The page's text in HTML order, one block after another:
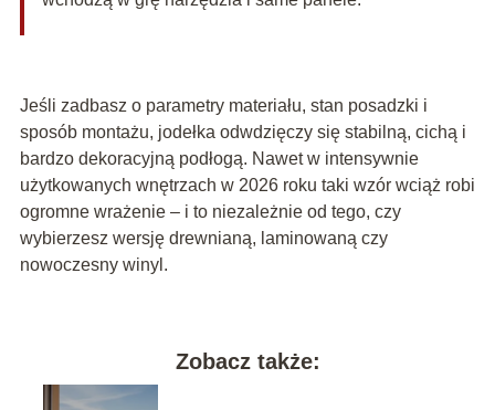
Jeśli zadbasz o parametry materiału, stan posadzki i
sposób montażu, jodełka odwdzięczy się stabilną, cichą i
bardzo dekoracyjną podłogą. Nawet w intensywnie
użytkowanych wnętrzach w 2026 roku taki wzór wciąż robi
ogromne wrażenie – i to niezależnie od tego, czy
wybierzesz wersję drewnianą, laminowaną czy
nowoczesny winyl.
Zobacz także: